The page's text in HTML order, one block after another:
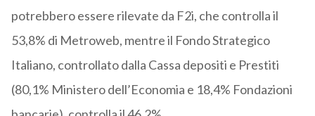
potrebbero essere rilevate da F2i, che controlla il
53,8% di Metroweb, mentre il Fondo Strategico
Italiano, controllato dalla Cassa depositi e Prestiti
(80,1% Ministero dell’Economia e 18,4% Fondazioni